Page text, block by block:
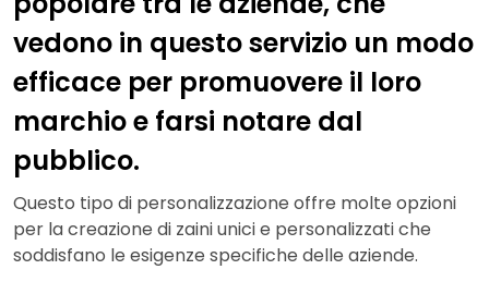
vedono in questo servizio un modo
efficace per promuovere il loro
marchio e farsi notare dal
pubblico.
Questo tipo di personalizzazione offre molte opzioni
per la creazione di zaini unici e personalizzati che
soddisfano le esigenze specifiche delle aziende.